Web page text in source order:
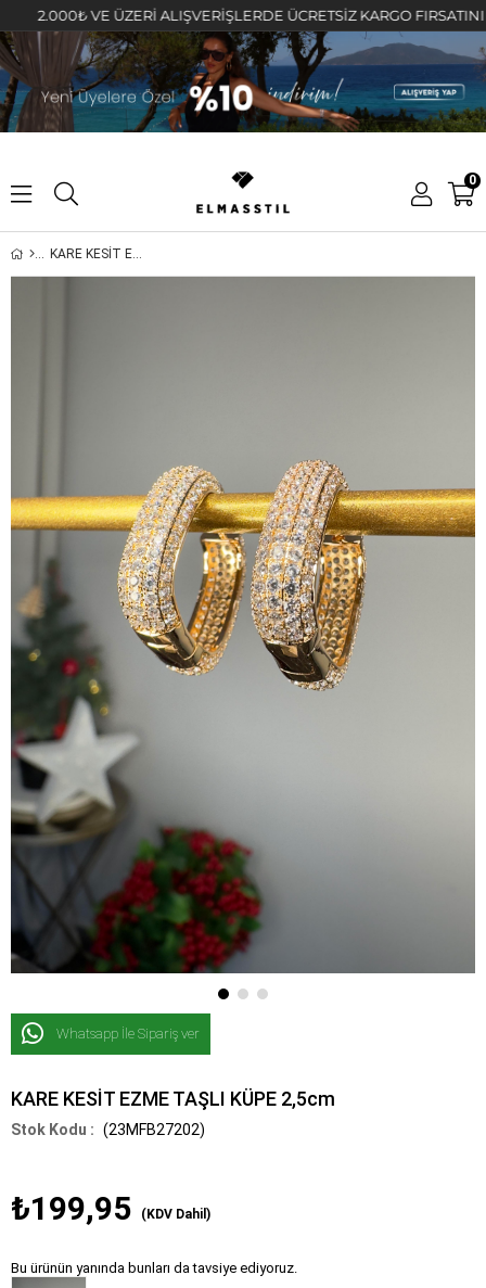
VE ÜZERİ ALIŞVERİŞLERDE ÜCRETSİZ KARGO FIRSATINI
0
KARE KESİT EZME TAŞLI KÜPE 2,5cm
Whatsapp İle Sipariş ver
KARE KESİT EZME TAŞLI KÜPE 2,5cm
(23MFB27202)
₺199,95 (KDV Dahil)
Bu ürünün yanında bunları da tavsiye ediyoruz.